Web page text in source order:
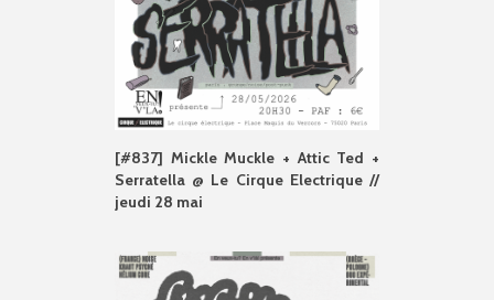
[#837] Mickle Muckle + Attic Ted +
Serratella @ Le Cirque Electrique //
jeudi 28 mai